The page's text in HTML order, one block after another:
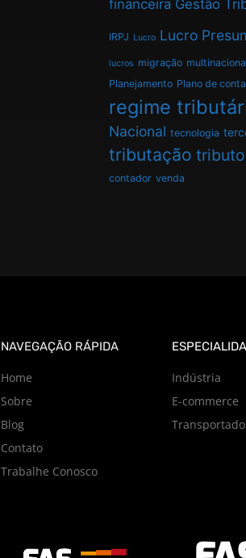
financeira Gestão
IRPJ Lucro Lucro
lucros migração
Planejamento Plano de
regime
Nacional tecnologia
tributação
contador venda
NAVEGAÇÃO RÁPIDA
Home
Sobre
Blog
Contato
Trabalhe Conosco
Indústria
E-commerce